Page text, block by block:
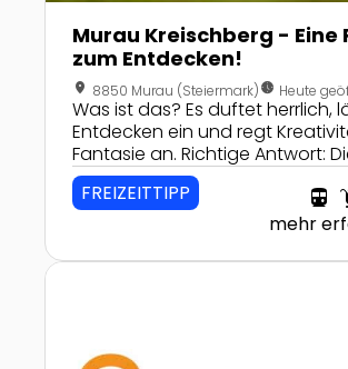
Murau Kreischberg - Eine
zum Entdecken!
location_on 8850 Murau (Steiermark)nest_clock_farsight_analog Heute
Was ist das? Es duftet herrlich,
Entdecken ein und regt
Fantasie an. Richtige Antwort:
waldreiche Region
FREIZEITTIPP directions_transit
mehr
Zur Detailseite von Kreativ-